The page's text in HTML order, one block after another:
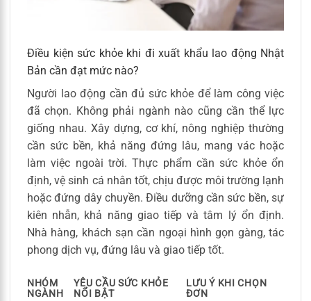
Điều kiện sức khỏe khi đi xuất khẩu lao động Nhật
Bản cần đạt mức nào?
Người lao động cần đủ sức khỏe để làm công việc
đã chọn. Không phải ngành nào cũng cần thể lực
giống nhau. Xây dựng, cơ khí, nông nghiệp thường
cần sức bền, khả năng đứng lâu, mang vác hoặc
làm việc ngoài trời. Thực phẩm cần sức khỏe ổn
định, vệ sinh cá nhân tốt, chịu được môi trường lạnh
hoặc đứng dây chuyền. Điều dưỡng cần sức bền, sự
kiên nhẫn, khả năng giao tiếp và tâm lý ổn định.
Nhà hàng, khách sạn cần ngoại hình gọn gàng, tác
phong dịch vụ, đứng lâu và giao tiếp tốt.
NHÓM
NGÀNH
YÊU CẦU SỨC KHỎE
NỔI BẬT
LƯU Ý KHI CHỌN
ĐƠN